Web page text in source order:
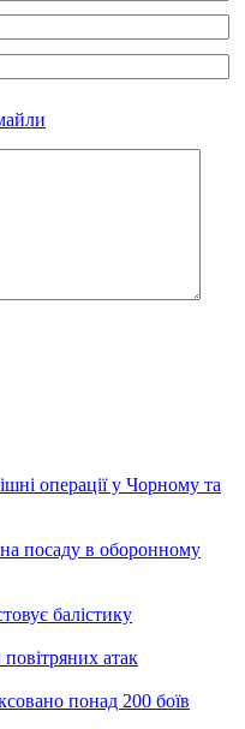
операції у Чорному та
посаду в оборонному
балістику
атак
понад 200 боїв